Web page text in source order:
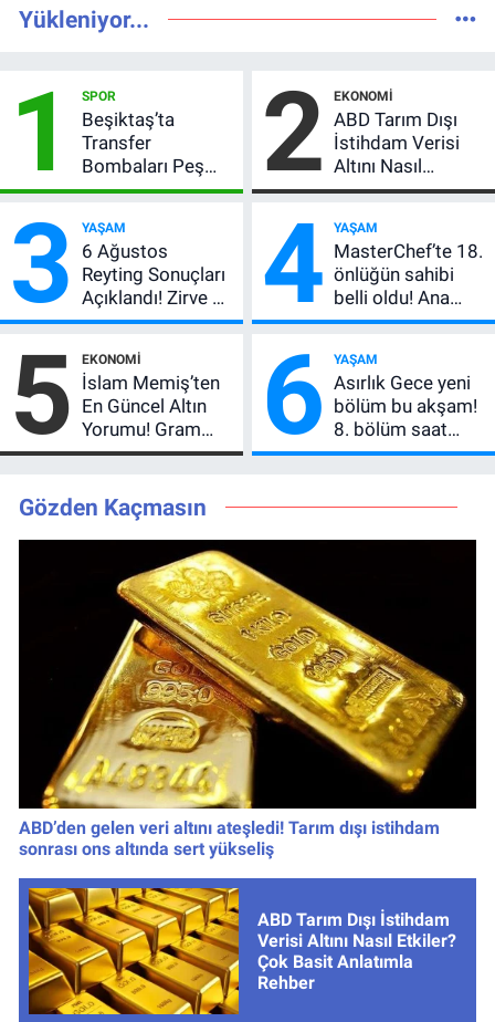
Yükleniyor...
1 SPOR
Beşiktaş’ta
Transfer
Bombaları Peş
Peşe! Adalı
Açıkladı, 5 Yıldız
Daha Listede
2 EKONOMI
ABD Tarım Dışı
İstihdam Verisi
Altını Nasıl
Etkiler? Çok Basit
3 YAŞAM
6 Ağustos
Reyting Sonuçları
Açıklandı! Zirve El
Değiştirdi:
MasterChef'i
Geride Bıraktı
4 YAŞAM
MasterChef’te 18.
önlüğün sahibi
belli oldu! Ana
kadroya giren
oldu?
5 EKONOMI
İslam Memiş’ten
En Güncel Altın
Yorumu! Gram
Altın İçin 6.350 TL
Beklentisi
Değişmedi
6 YAŞAM
Asırlık Gece yeni
bölüm bu akşam!
8. bölüm saat
kaçta, TRT 1 canlı
Gözden Kaçmasın
ABD’den gelen veri altını ateşledi! Tarım dışı istihdam
sonrası ons altında sert yükseliş
ABD Tarım Dışı İstihdam
Verisi Altını Nasıl Etkiler?
Çok Basit Anlatımla
Rehber